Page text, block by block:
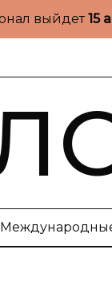
выйдет15